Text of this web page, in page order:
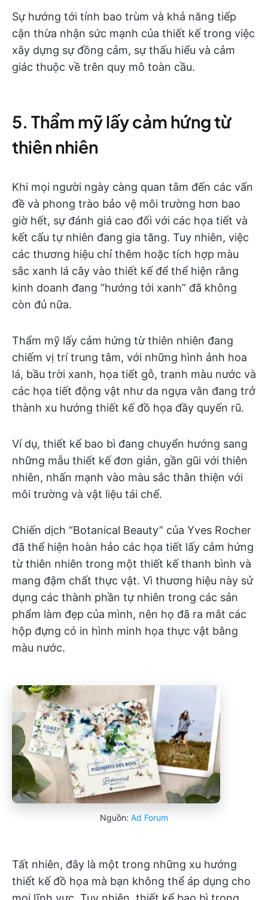
Sự hướng tới tính bao trùm và khả năng tiếp
cận thừa nhận sức mạnh của thiết kế trong việc
xây dựng sự đồng cảm, sự thấu hiểu và cảm
giác thuộc về trên quy mô toàn cầu.
5. Thẩm mỹ lấy cảm hứng từ
thiên nhiên
Khi mọi người ngày càng quan tâm đến các vấn
đề và phong trào bảo vệ môi trường hơn bao
giờ hết, sự đánh giá cao đối với các họa tiết và
kết cấu tự nhiên đang gia tăng. Tuy nhiên, việc
các thương hiệu chỉ thêm hoặc tích hợp màu
sắc xanh lá cây vào thiết kế để thể hiện rằng
kinh doanh đang “hướng tới xanh” đã không
còn đủ nữa.
Thẩm mỹ lấy cảm hứng từ thiên nhiên đang
chiếm vị trí trung tâm, với những hình ảnh hoa
lá, bầu trời xanh, họa tiết gỗ, tranh màu nước và
các họa tiết động vật như da ngựa vằn đang trở
thành xu hướng thiết kế đồ họa đầy quyến rũ.
Ví dụ, thiết kế bao bì đang chuyển hướng sang
những mẫu thiết kế đơn giản, gần gũi với thiên
nhiên, nhấn mạnh vào màu sắc thân thiện với
môi trường và vật liệu tái chế.
Chiến dịch “Botanical Beauty” của Yves Rocher
đã thể hiện hoàn hảo các họa tiết lấy cảm hứng
từ thiên nhiên trong một thiết kế thanh bình và
mang đậm chất thực vật. Vì thương hiệu này sử
dụng các thành phần tự nhiên trong các sản
phẩm làm đẹp của mình, nên họ đã ra mắt các
hộp đựng có in hình minh họa thực vật bằng
màu nước.
Nguồn: Ad Forum
Tất nhiên, đây là một trong những xu hướng
thiết kế đồ họa mà bạn không thể áp dụng cho